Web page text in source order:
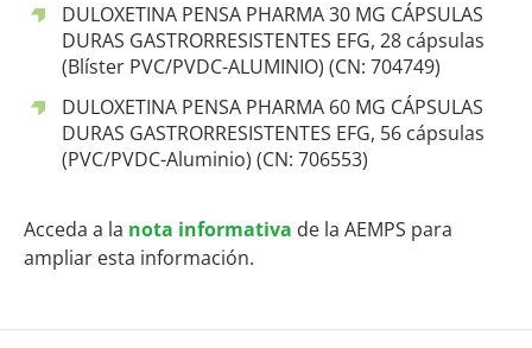
DULOXETINA PENSA PHARMA 30 MG CÁPSULAS
DURAS GASTRORRESISTENTES EFG, 28 cápsulas
(Blíster PVC/PVDC-ALUMINIO) (CN: 704749)
DULOXETINA PENSA PHARMA 60 MG CÁPSULAS
DURAS GASTRORRESISTENTES EFG, 56 cápsulas
(PVC/PVDC-Aluminio) (CN: 706553)
Acceda a la nota informativa de la AEMPS para
ampliar esta información.